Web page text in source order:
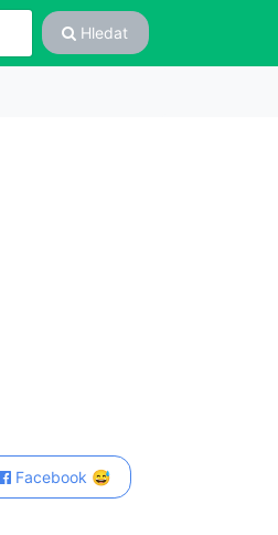
Hledat
Facebook 😅